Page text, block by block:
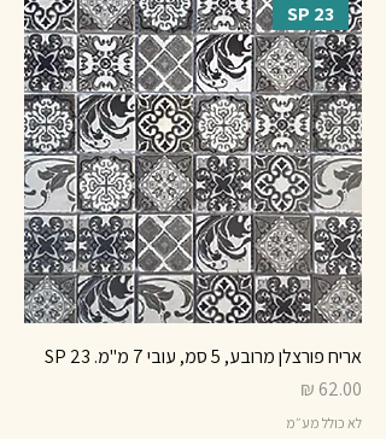
SP 23
אריח פורצלן מרובע, 5 סמ, עובי 7 מ"מ. SP 23
מחיר
לא כולל מע״מ